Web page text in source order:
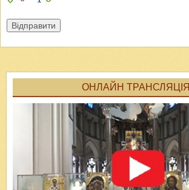
Відправити
ОНЛАЙН ТРАНСЛЯЦІЯ